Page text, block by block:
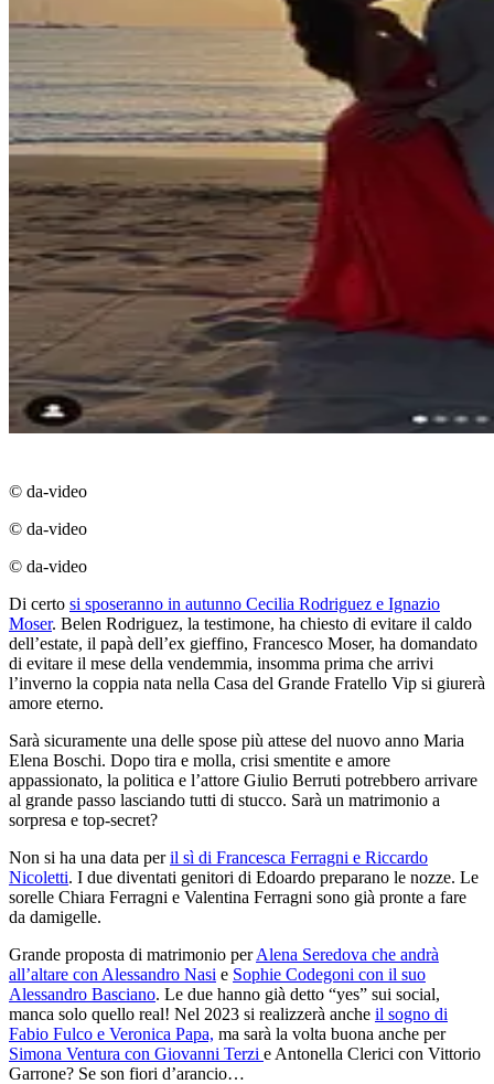
© da-video
© da-video
© da-video
Di certo si sposeranno in autunno Cecilia Rodriguez e Ignazio
Moser. Belen Rodriguez, la testimone, ha chiesto di evitare il caldo
dell’estate, il papà dell’ex gieffino, Francesco Moser, ha domandato
di evitare il mese della vendemmia, insomma prima che arrivi
l’inverno la coppia nata nella Casa del Grande Fratello Vip si giurerà
amore eterno.
Sarà sicuramente una delle spose più attese del nuovo anno Maria
Elena Boschi. Dopo tira e molla, crisi smentite e amore
appassionato, la politica e l’attore Giulio Berruti potrebbero arrivare
al grande passo lasciando tutti di stucco. Sarà un matrimonio a
sorpresa e top-secret?
Non si ha una data peril sì di Francesca Ferragni e Riccardo
Nicoletti. I due diventati genitori di Edoardo preparano le nozze. Le
sorelle Chiara Ferragni e Valentina Ferragni sono già pronte a fare
da damigelle.
Grande proposta di matrimonio perAlena Seredova che andrà
all’altare con Alessandro Nasi e Sophie Codegoni con il suo
Alessandro Basciano. Le due hanno già detto “yes” sui social,
manca solo quello real! Nel 2023 si realizzerà anche il sogno di
Fabio Fulco e Veronica Papa, ma sarà la volta buona anche per
Simona Ventura con Giovanni Terzi e Antonella Clerici con Vittorio
Garrone? Se son fiori d’arancio…